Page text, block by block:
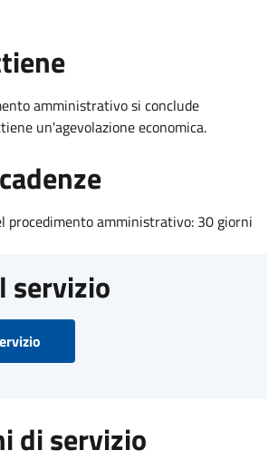
amministrativo si conclude
un'agevolazione economica.
procedimento amministrativo: 30 giorni
servizio
di servizio